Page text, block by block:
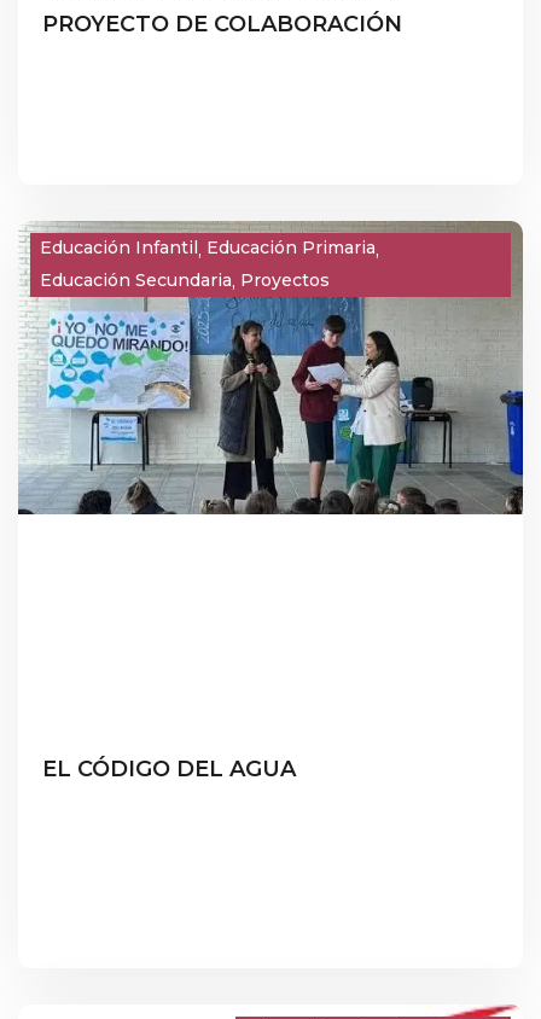
PROYECTO DE COLABORACIÓN
Educación Infantil Educación Primaria
Educación Secundaria Proyectos
EL CÓDIGO DEL AGUA